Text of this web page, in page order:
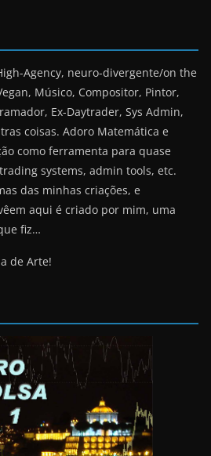
Agency, neuro-divergente/on the
Músico, Compositor, Pintor,
Ex-Daytrader, Sys Admin,
coisas. Adoro Matemática e
como ferramenta para quase
systems, admin tools, etc.
das minhas criações, e
aqui é criado por mim, uma
fiz…
de Arte!